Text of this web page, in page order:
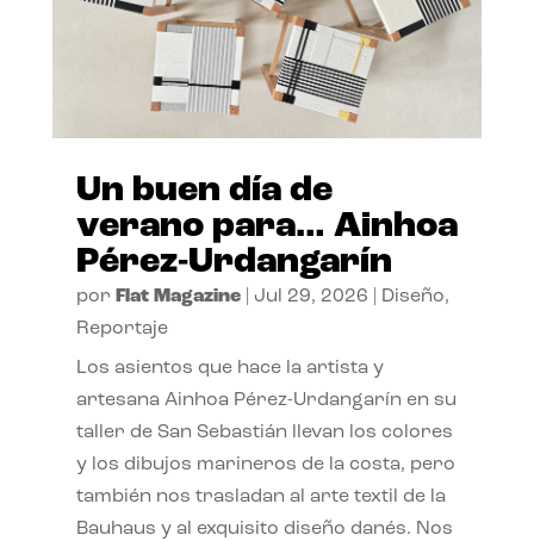
Un buen día de
verano para… Ainhoa
Pérez-Urdangarín
por Flat Magazine| Jul 29, 2026 Diseño,
Reportaje
Los asientos que hace la artista y
artesana Ainhoa Pérez-Urdangarín en su
taller de San Sebastián llevan los colores
y los dibujos marineros de la costa, pero
también nos trasladan al arte textil de la
Bauhaus y al exquisito diseño danés. Nos